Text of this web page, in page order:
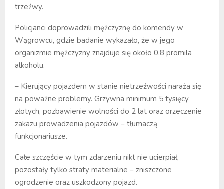
trzeźwy.
Policjanci doprowadzili mężczyznę do komendy w
Wągrowcu, gdzie badanie wykazało, że w jego
organizmie mężczyzny znajduje się około 0,8 promila
alkoholu.
– Kierujący pojazdem w stanie nietrzeźwości naraża się
na poważne problemy. Grzywna minimum 5 tysięcy
złotych, pozbawienie wolności do 2 lat oraz orzeczenie
zakazu prowadzenia pojazdów – tłumaczą
funkcjonariusze.
Całe szczęście w tym zdarzeniu nikt nie ucierpiał,
pozostały tylko straty materialne – zniszczone
ogrodzenie oraz uszkodzony pojazd.